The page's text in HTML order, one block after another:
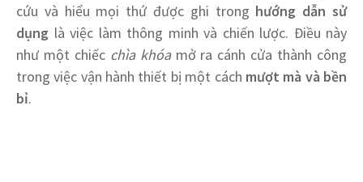
cứu và hiểu mọi thứ được ghi trong hướng dẫn sử
dụng là việc làm thông minh và chiến lược. Điều này
như một chiếc chìa khóamở ra cánh cửa thành công
trong việc vận hành thiết bị một cách mượt mà và bền
bỉ.